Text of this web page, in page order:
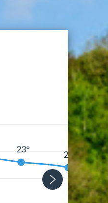
23° 22°